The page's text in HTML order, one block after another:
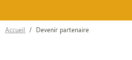
Accueil Devenir partenaire